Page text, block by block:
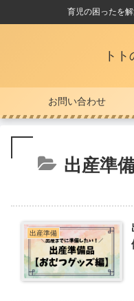
育児の困ったを
ト
お問い合わせ
出産準
出産準備